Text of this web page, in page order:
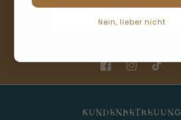
FacebookInstagram
TikTok
KUNDENBETREUUNG
Nein, lieber nicht